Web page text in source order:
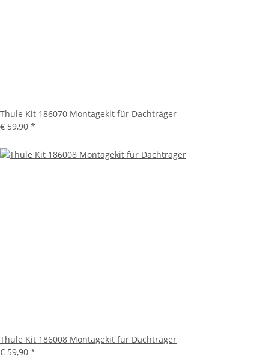
Thule Kit 186070 Montagekit für Dachträger
€ 59,90 *
Thule Kit 186008 Montagekit für Dachträger
€ 59,90 *